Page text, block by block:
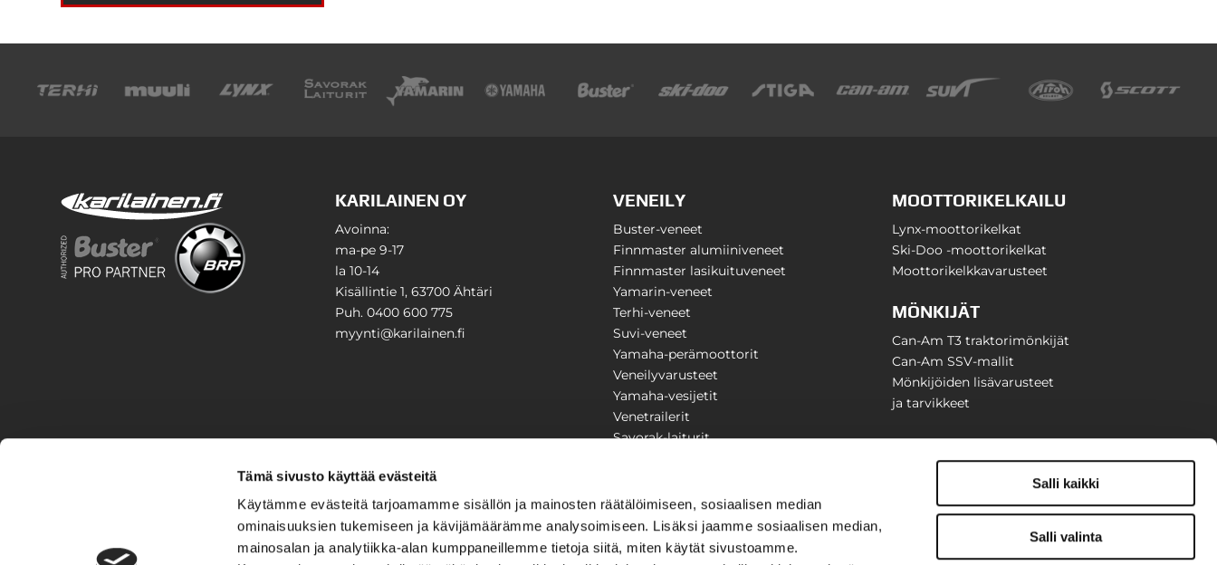
Tämä sivusto käyttää evästeitä
Käytämme evästeitä tarjoamamme sisällön ja mainosten räätälöimiseen, sosiaalisen median
ominaisuuksien tukemiseen ja kävijämäärämme analysoimiseen. Lisäksi jaamme sosiaalisen median,
mainosalan ja analytiikka-alan kumppaneillemme tietoja siitä, miten käytät sivustoamme.
Salli kaikki
Salli valinta
KARILAINEN OY
Avoinna:
ma-pe 9-17
la 10-14
Kisällintie 1, 63700 Ähtäri
Puh. 0400 600 775
myynti@karilainen.fi
VENEILY
Buster-veneet
Finnmaster alumiiniveneet
Finnmaster lasikuituveneet
Yamarin-veneet
Terhi-veneet
Suvi-veneet
Yamaha-perämoottorit
Veneilyvarusteet
Yamaha-vesijetit
Venetrailerit
Savorak-laiturit
MOOTTORIKELKAILU
Lynx-moottorikelkat
Ski-Doo -moottorikelkat
Moottorikelkkavarusteet
MÖNKIJÄT
Can-Am T3 traktorimönkijät
Can-Am SSV-mallit
Mönkijöiden lisävarusteet
ja tarvikkeet
PIHA & PUUTARHA
Stiga
VAIHTOLAITTEET
Yritysesittely
Yhteystiedot
Huolto ja korjaamo